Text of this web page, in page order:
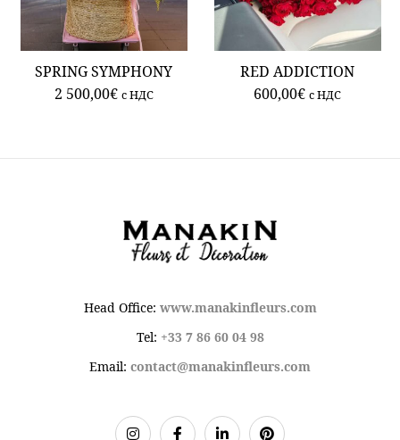
SPRING SYMPHONY
2 500,00€ c НДС
RED ADDICTION
600,00€ c НДС
Head Office: www.manakinfleurs.com
Tel: +33 7 86 60 04 98
Email: contact@manakinfleurs.com